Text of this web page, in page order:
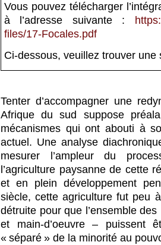
Vous pouvez télécharger
à l’adresse suivante :
files/17-Focales.pdf
Ci-dessous, veuillez trouver
Tenter d’accompagner une
Afrique du sud suppose
mécanismes qui ont abouti à
actuel. Une analyse
mesurer l’ampleur du
l’agriculture paysanne de cette
et en plein développement
siècle, cette agriculture fut peu
détruite pour que l’ensemble
et main-d’oeuvre – puissent
« séparé » de la minorité au